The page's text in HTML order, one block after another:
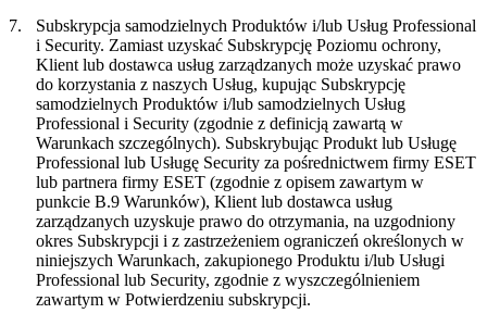
7.
Subskrypcja samodzielnych Produktów i/lub Usług Professional
i Security. Zamiast uzyskać Subskrypcję Poziomu ochrony,
Klient lub dostawca usług zarządzanych może uzyskać prawo
do korzystania z naszych Usług, kupując Subskrypcję
samodzielnych Produktów i/lub samodzielnych Usług
Professional i Security (zgodnie z definicją zawartą w
Warunkach szczególnych). Subskrybując Produkt lub Usługę
Professional lub Usługę Security za pośrednictwem firmy ESET
lub partnera firmy ESET (zgodnie z opisem zawartym w
punkcie B.9 Warunków), Klient lub dostawca usług
zarządzanych uzyskuje prawo do otrzymania, na uzgodniony
okres Subskrypcji i z zastrzeżeniem ograniczeń określonych w
niniejszych Warunkach, zakupionego Produktu i/lub Usługi
Professional lub Security, zgodnie z wyszczególnieniem
zawartym w Potwierdzeniu subskrypcji.